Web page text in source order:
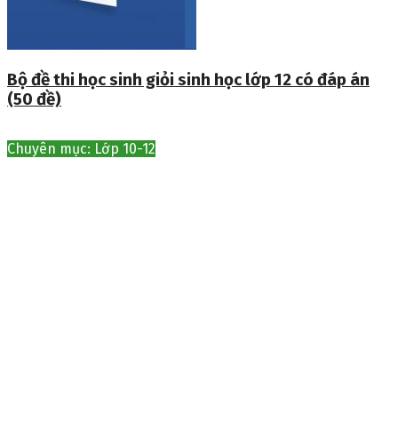
Bộ đề thi học sinh giỏi sinh học lớp 12 có đáp án
(50 đề)
Chuyên mục: Lớp 10-12